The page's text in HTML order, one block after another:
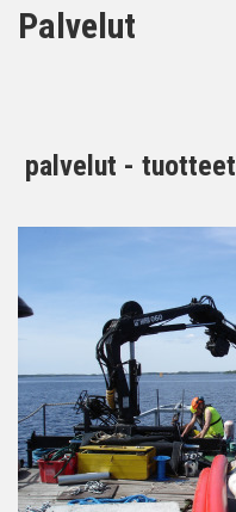
Palvelut
palvelut - tuotteet